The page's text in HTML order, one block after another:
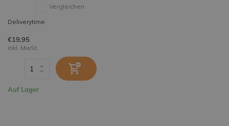
Vergleichen
Deliverytime
€19,95
inkl. MwSt.
Auf Lager